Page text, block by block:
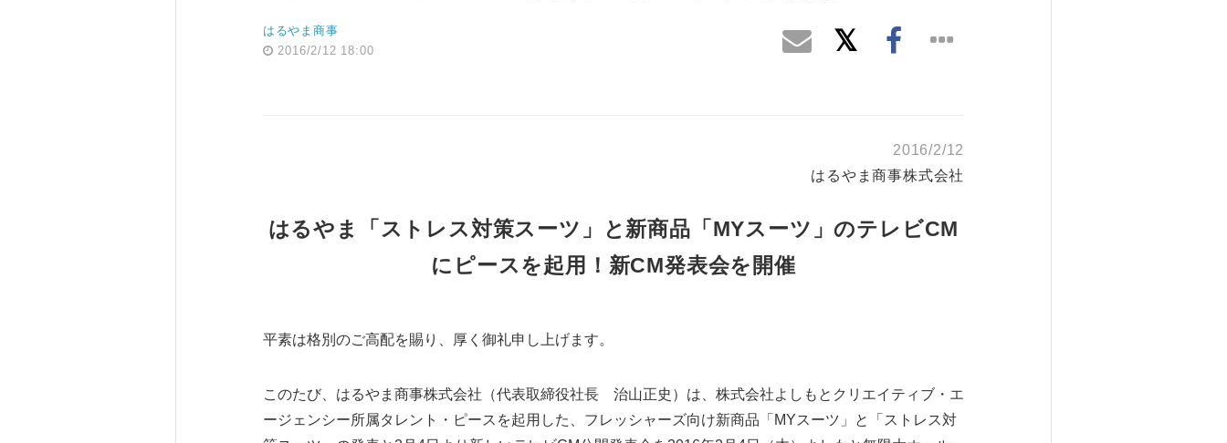
はるやま商事
2016/2/12 18:00
2016/2/12
はるやま商事株式会社
はるやま「ストレス対策スーツ」と新商品「MYスーツ」のテレビCM
にピースを起用！新CM発表会を開催
平素は格別のご高配を賜り、厚く御礼申し上げます。
このたび、はるやま商事株式会社（代表取締役社長 治山正史）は、株式会社よしもとクリエイティブ・エ
ージェンシー所属タレント・ピースを起用した、フレッシャーズ向け新商品「MYスーツ」と「ストレス対